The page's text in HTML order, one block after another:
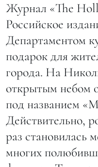
Журнал «The
Российское
Департаментом
подарок для
города. На
открытым небом
под названием
Действительно,
раз становилась
многих